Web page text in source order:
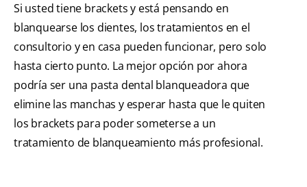
Si usted tiene brackets y está pensando en
blanquearse los dientes, los tratamientos en el
consultorio y en casa pueden funcionar, pero solo
hasta cierto punto. La mejor opción por ahora
podría ser una pasta dental blanqueadora que
elimine las manchas y esperar hasta que le quiten
los brackets para poder someterse a un
tratamiento de blanqueamiento más profesional.